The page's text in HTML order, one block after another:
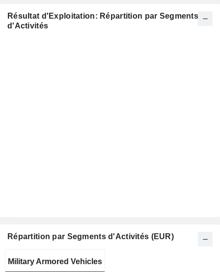
Résultat d'Exploitation: Répartition par Segments
d'Activités
Répartition par Segments d'Activités (EUR)
Fiscale:
Military Armored Vehicles